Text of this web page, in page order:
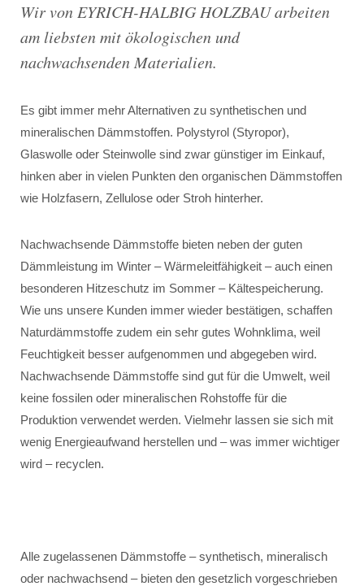
Wir von EYRICH-HALBIG HOLZBAU arbeiten
am liebsten mit ökologischen und
nachwachsenden Materialien.
Es gibt immer mehr Alternativen zu synthetischen und
mineralischen Dämmstoffen. Polystyrol (Styropor),
Glaswolle oder Steinwolle sind zwar günstiger im Einkauf,
hinken aber in vielen Punkten den organischen Dämmstoffen
wie Holzfasern, Zellulose oder Stroh hinterher.
Nachwachsende Dämmstoffe bieten neben der guten
Dämmleistung im Winter – Wärmeleitfähigkeit – auch einen
besonderen Hitzeschutz im Sommer – Kältespeicherung.
Wie uns unsere Kunden immer wieder bestätigen, schaffen
Naturdämmstoffe zudem ein sehr gutes Wohnklima, weil
Feuchtigkeit besser aufgenommen und abgegeben wird.
Nachwachsende Dämmstoffe sind gut für die Umwelt, weil
keine fossilen oder mineralischen Rohstoffe für die
Produktion verwendet werden. Vielmehr lassen sie sich mit
wenig Energieaufwand herstellen und – was immer wichtiger
wird – recyclen.
Alle zugelassenen Dämmstoffe – synthetisch, mineralisch
oder nachwachsend – bieten den gesetzlich vorgeschrieben